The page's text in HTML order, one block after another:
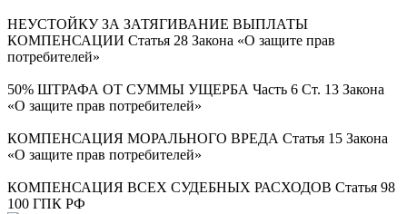
НЕУСТОЙКУ ЗА ЗАТЯГИВАНИЕ ВЫПЛАТЫ
КОМПЕНСАЦИИ Статья 28 Закона «О защите прав
потребителей»
50% ШТРАФА ОТ СУММЫ УЩЕРБА Часть 6 Ст. 13 Закона
«О защите прав потребителей»
КОМПЕНСАЦИЯ МОРАЛЬНОГО ВРЕДА Статья 15 Закона
«О защите прав потребителей»
КОМПЕНСАЦИЯ ВСЕХ СУДЕБНЫХ РАСХОДОВ Статья 98
100 ГПК РФ